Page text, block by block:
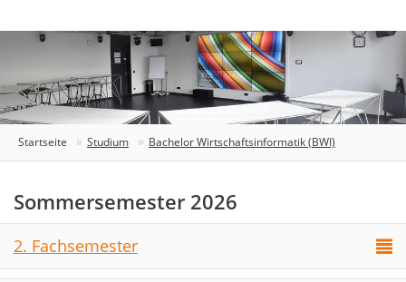
Startseite Studium Bachelor Wirtschaftsinformatik (BWI)
Sommersemester 2026
2. Fachsemester